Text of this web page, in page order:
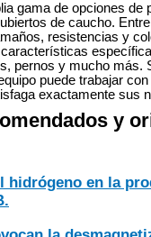
gama de opciones de
de caucho.
resistencias y
pernos y mucho más.
puede trabajar
exactamente sus
y
hidrógeno en la